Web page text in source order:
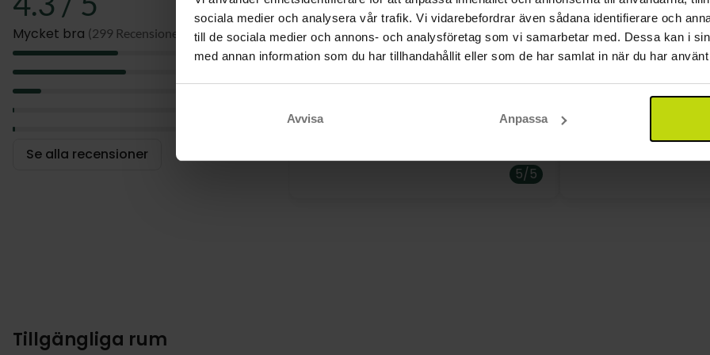
sociala medier och analysera vår trafik. Vi vidarebefordrar även sådana identifierare och
till de sociala medier och annons- och analysföretag som vi samarbetar med. Dessa kan i
med annan information som du har tillhandahållit eller som de har samlat in när du har
Avvisa Anpassa
Mycket bra (299 Recensioner)
5
Se alla recensioner
trevligt ställe, hade 2 övernattningar
5/5
Tyckte att det var ett
ställe…mycket vänlig
Tillgängliga rum